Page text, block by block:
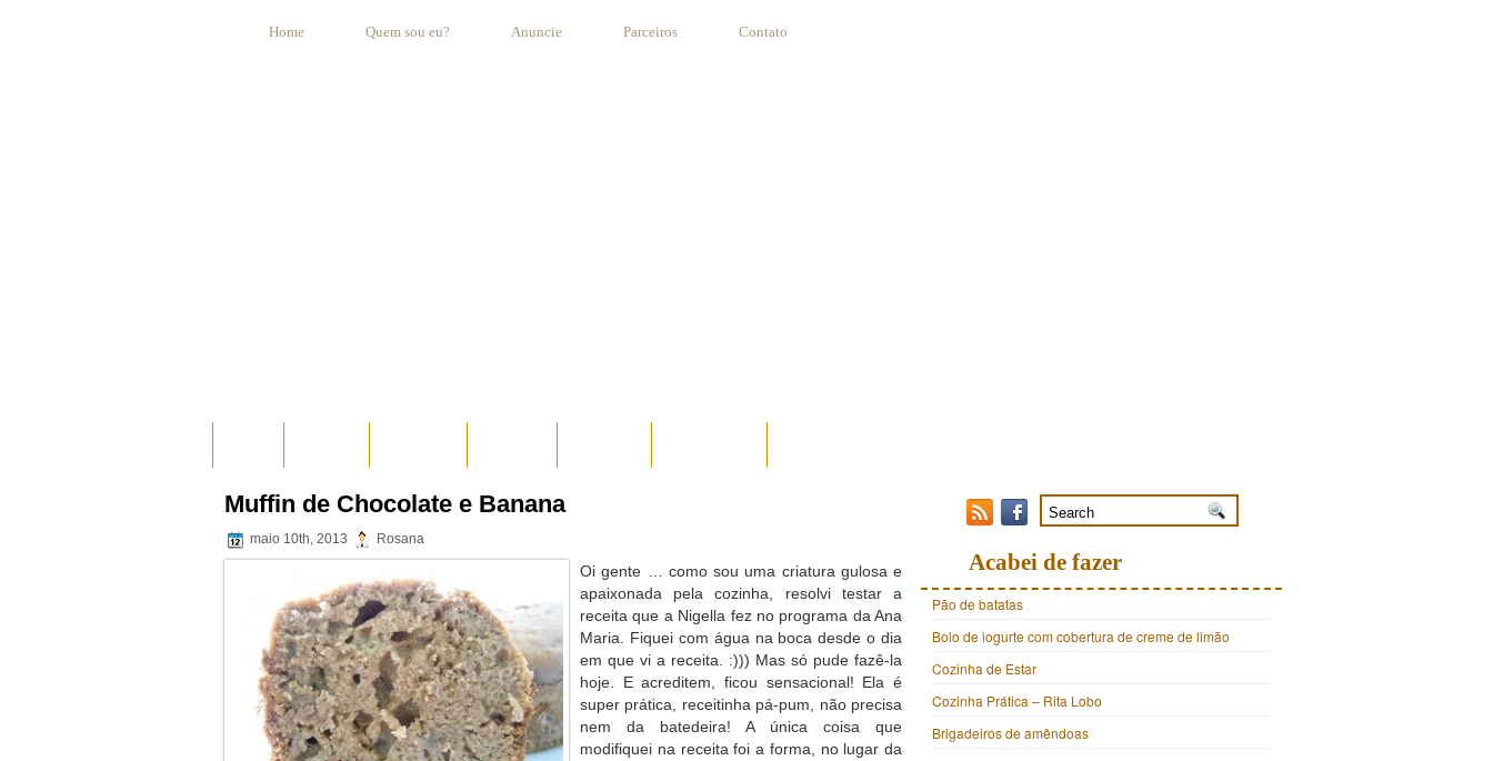
Home Quem sou eu? Anuncie Parceiros Contato
Muffin de Chocolate e Banana
maio 10th, 2013 Rosana
Oi gente … como sou uma criatura gulosa e
apaixonada pela cozinha, resolvi testar a
receita que a Nigella fez no programa da Ana
Maria. Fiquei com água na boca desde o dia
em que vi a receita. :))) Mas só pude fazê-la
hoje. E acreditem, ficou sensacional! Ela é
super prática, receitinha pá-pum, não precisa
nem da batedeira! A única coisa que
modifiquei na receita foi a forma, no lugar da
Acabei de fazer
Pão de batatas
Bolo de iogurte com cobertura de creme de limão
Cozinha de Estar
Cozinha Prática – Rita Lobo
Brigadeiros de amêndoas